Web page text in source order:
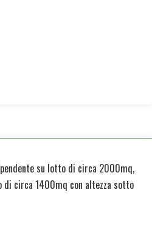
su lotto di circa 2000mq,
di circa 1400mq con altezza sotto